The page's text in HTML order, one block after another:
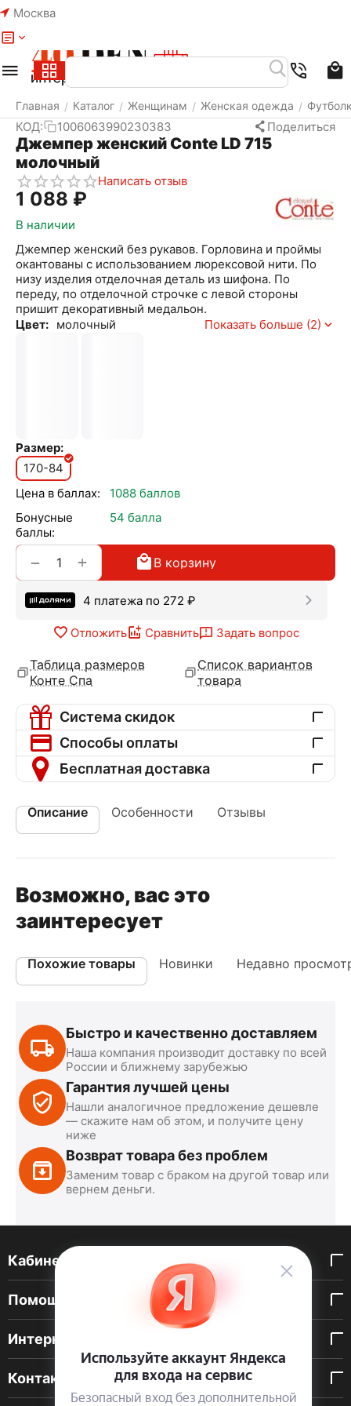
Москва
Главная / Каталог / Женщинам / Женская одежда /
КОД: 1006063990230383 Поделиться
Джемпер женский Conte LD 715
молочный
Написать отзыв
1 088 ₽
В наличии
Джемпер женский без рукавов. Горловина и проймы
окантованы с использованием люрексовой нити. По
низу изделия отделочная деталь из шифона. По
переду, по отделочной строчке с левой стороны
пришит декоративный медальон.
Цвет: молочный Показать больше (2)
Размер:
170-84
Цена в баллах:
1088 баллов
Бонусные
баллы:
54 балла
+
− В корзину
4 платежа по 272 ₽
Отложить Сравнить Задать вопрос
Таблица размеров
Конте Спа
Список вариантов
товара
Система скидок
Способы оплаты
Бесплатная доставка
Описание Особенности Отзывы
Возможно, вас это
заинтересует
Похожие товары Новинки Недавно
Быстро и качественно доставляем
Наша компания производит доставку по всей
России и ближнему зарубежью
Гарантия лучшей цены
Нашли аналогичное предложение дешевле
— скажите нам об этом, и получите цену
ниже
Возврат товара без проблем
Заменим товар с браком на другой товар или
вернем деньги.
Кабинет покупателя
Помощь покупателю
Интернет-магазин
Контакты
Меню